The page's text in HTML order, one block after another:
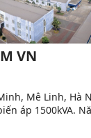
VN
Mê Linh, Hà
áp 1500kVA.